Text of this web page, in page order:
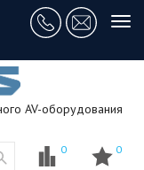
AV-оборудования
0 0